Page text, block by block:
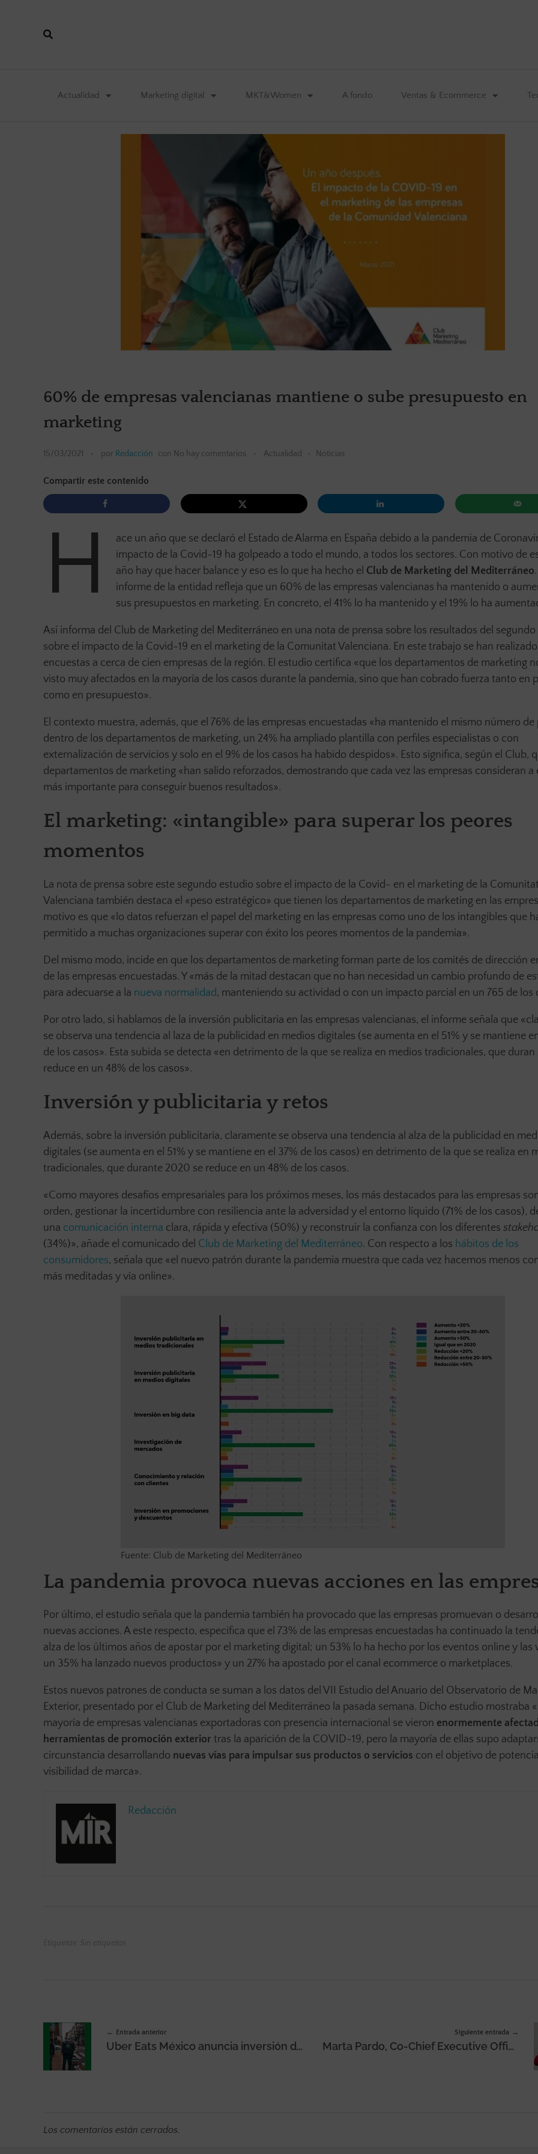
Actualidad Marketing digital MKT&Women A fondo Ventas & Ecommerce
60% de empresas valencianas mantiene o sube presupuesto en
marketing
15/03/2021 por Redacción con No hay comentarios Actualidad Noticias
Compartir este contenido
H
ace un año que se declaró el Estado de Alarma en España debido a la pandemia de
impacto de la Covid-19 ha golpeado a todo el mundo, a todos los sectores. Con motivo de
año hay que hacer balance y eso es lo que ha hecho el Club de Marketing del Mediterráneo
informe de la entidad refleja que un 60% de las empresas valencianas ha mantenido o
sus presupuestos en marketing. En concreto, el 41% lo ha mantenido y el 19% lo ha
Así informa del Club de Marketing del Mediterráneo en una nota de prensa sobre los resultados del
sobre el impacto de la Covid-19 en el marketing de la Comunitat Valenciana. En este trabajo se han realizado
encuestas a cerca de cien empresas de la región. El estudio certifica «que los departamentos de marketing
visto muy afectados en la mayoría de los casos durante la pandemia, sino que han cobrado fuerza tanto en
como en presupuesto».
El contexto muestra, además, que el 76% de las empresas encuestadas «ha mantenido el mismo número de
dentro de los departamentos de marketing, un 24% ha ampliado plantilla con perfiles especialistas o con
externalización de servicios y solo en el 9% de los casos ha habido despidos». Esto significa, según el Club,
departamentos de marketing «han salido reforzados, demostrando que cada vez las empresas consideran a
más importante para conseguir buenos resultados».
El marketing: «intangible» para superar los peores
momentos
La nota de prensa sobre este segundo estudio sobre el impacto de la Covid- en el marketing de la Comunitat
Valenciana también destaca el «peso estratégico» que tienen los departamentos de marketing en las
motivo es que «lo datos refuerzan el papel del marketing en las empresas como uno de los intangibles que
permitido a muchas organizaciones superar con éxito los peores momentos de la pandemia».
Del mismo modo, incide en que los departamentos de marketing forman parte de los comités de dirección
de las empresas encuestadas. Y «más de la mitad destacan que no han necesidad un cambio profundo de
para adecuarse a la nueva normalidad, manteniendo su actividad o con un impacto parcial en un 765 de los
Por otro lado, si hablamos de la inversión publicitaria en las empresas valencianas, el informe señala que
se observa una tendencia al laza de la publicidad en medios digitales (se aumenta en el 51% y se mantiene
de los casos». Esta subida se detecta «en detrimento de la que se realiza en medios tradicionales, que
reduce en un 48% de los casos».
Inversión y publicitaria y retos
Además, sobre la inversión publicitaria, claramente se observa una tendencia al alza de la publicidad en
digitales (se aumenta en el 51% y se mantiene en el 37% de los casos) en detrimento de la que se realiza en
tradicionales, que durante 2020 se reduce en un 48% de los casos.
«Como mayores desafíos empresariales para los próximos meses, los más destacados para las empresas
orden, gestionar la incertidumbre con resiliencia ante la adversidad y el entorno líquido (71% de los casos),
una comunicación interna clara, rápida y efectiva (50%) y reconstruir la confianza con los diferentes
(34%)», añade el comunicado del Club de Marketing del Mediterráneo. Con respecto a los hábitos de los
consumidores, señala que «el nuevo patrón durante la pandemia muestra que cada vez hacemos menos
más meditadas y vía online».
Fuente: Club de Marketing del Mediterráneo
La pandemia provoca nuevas acciones en las
Por último, el estudio señala que la pandemia también ha provocado que las empresas promuevan o
nuevas acciones. A este respecto, especifica que el 73% de las empresas encuestadas ha continuado la
alza de los últimos años de apostar por el marketing digital; un 53% lo ha hecho por los eventos online y las
un 35% ha lanzado nuevos productos» y un 27% ha apostado por el canal ecommerce o marketplaces.
Estos nuevos patrones de conducta se suman a los datos del VII Estudio del Anuario del Observatorio de
Exterior, presentado por el Club de Marketing del Mediterráneo la pasada semana. Dicho estudio mostraba
mayoría de empresas valencianas exportadoras con presencia internacional se vieron enormemente
herramientas de promoción exterior tras la aparición de la COVID-19, pero la mayoría de ellas supo
circunstancia desarrollando nuevas vías para impulsar sus productos o servicios con el objetivo de
visibilidad de marca».
Redacción
Etiquetas: Sin etiquetas
Entrada anterior
Uber Eats México anuncia inversión de 23 mil millones
Siguiente entrada
Marta Pardo, Co-Chief Executive Officer Women Entrepreneurs en CPME Rhône: «Será primordial desarrollar el turismo con marketing territorial»
Los comentarios están cerrados.